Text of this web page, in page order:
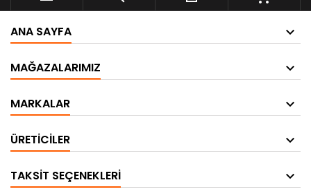
ANA SAYFA
MAĞAZALARIMIZ
MARKALAR
ÜRETICILER
TAKSIT SEÇENEKLERI